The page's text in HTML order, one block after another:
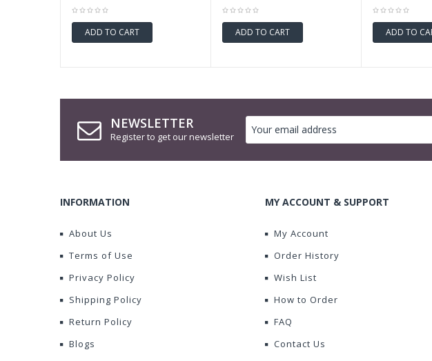
ADD TO CART ADD TO CART ADD TO
NEWSLETTER
Register to get our newsletter
INFORMATION
About Us
Terms of Use
Privacy Policy
Shipping Policy
Return Policy
Blogs
MY ACCOUNT & SUPPORT
My Account
Order History
Wish List
How to Order
FAQ
Contact Us